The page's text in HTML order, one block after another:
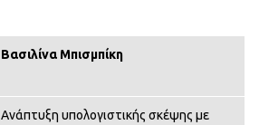
Βασιλίνα Μπισμπίκη
Ανάπτυξη υπολογιστικής σκέψης με